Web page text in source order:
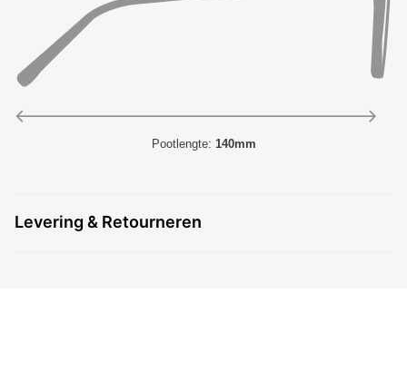
Pootlengte: 140mm
Levering & Retourneren